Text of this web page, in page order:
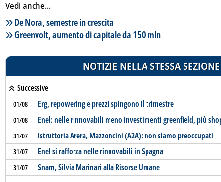
Vedi anche...
Lista notizie correlate
De Nora, semestre in crescita
Greenvolt, aumento di capitale da 150 mln
NOTIZIE NELLA STESSA SEZIONE
Successive
01/08 Erg, repowering e prezzi spingono il trimestre
01/08 Enel: nelle rinnovabili meno investimenti greenfield, più
31/07 Istruttoria Arera, Mazzoncini (A2A): non siamo preoccupati
31/07 Enel si rafforza nelle rinnovabili in Spagna
31/07 Snam, Silvia Marinari alla Risorse Umane